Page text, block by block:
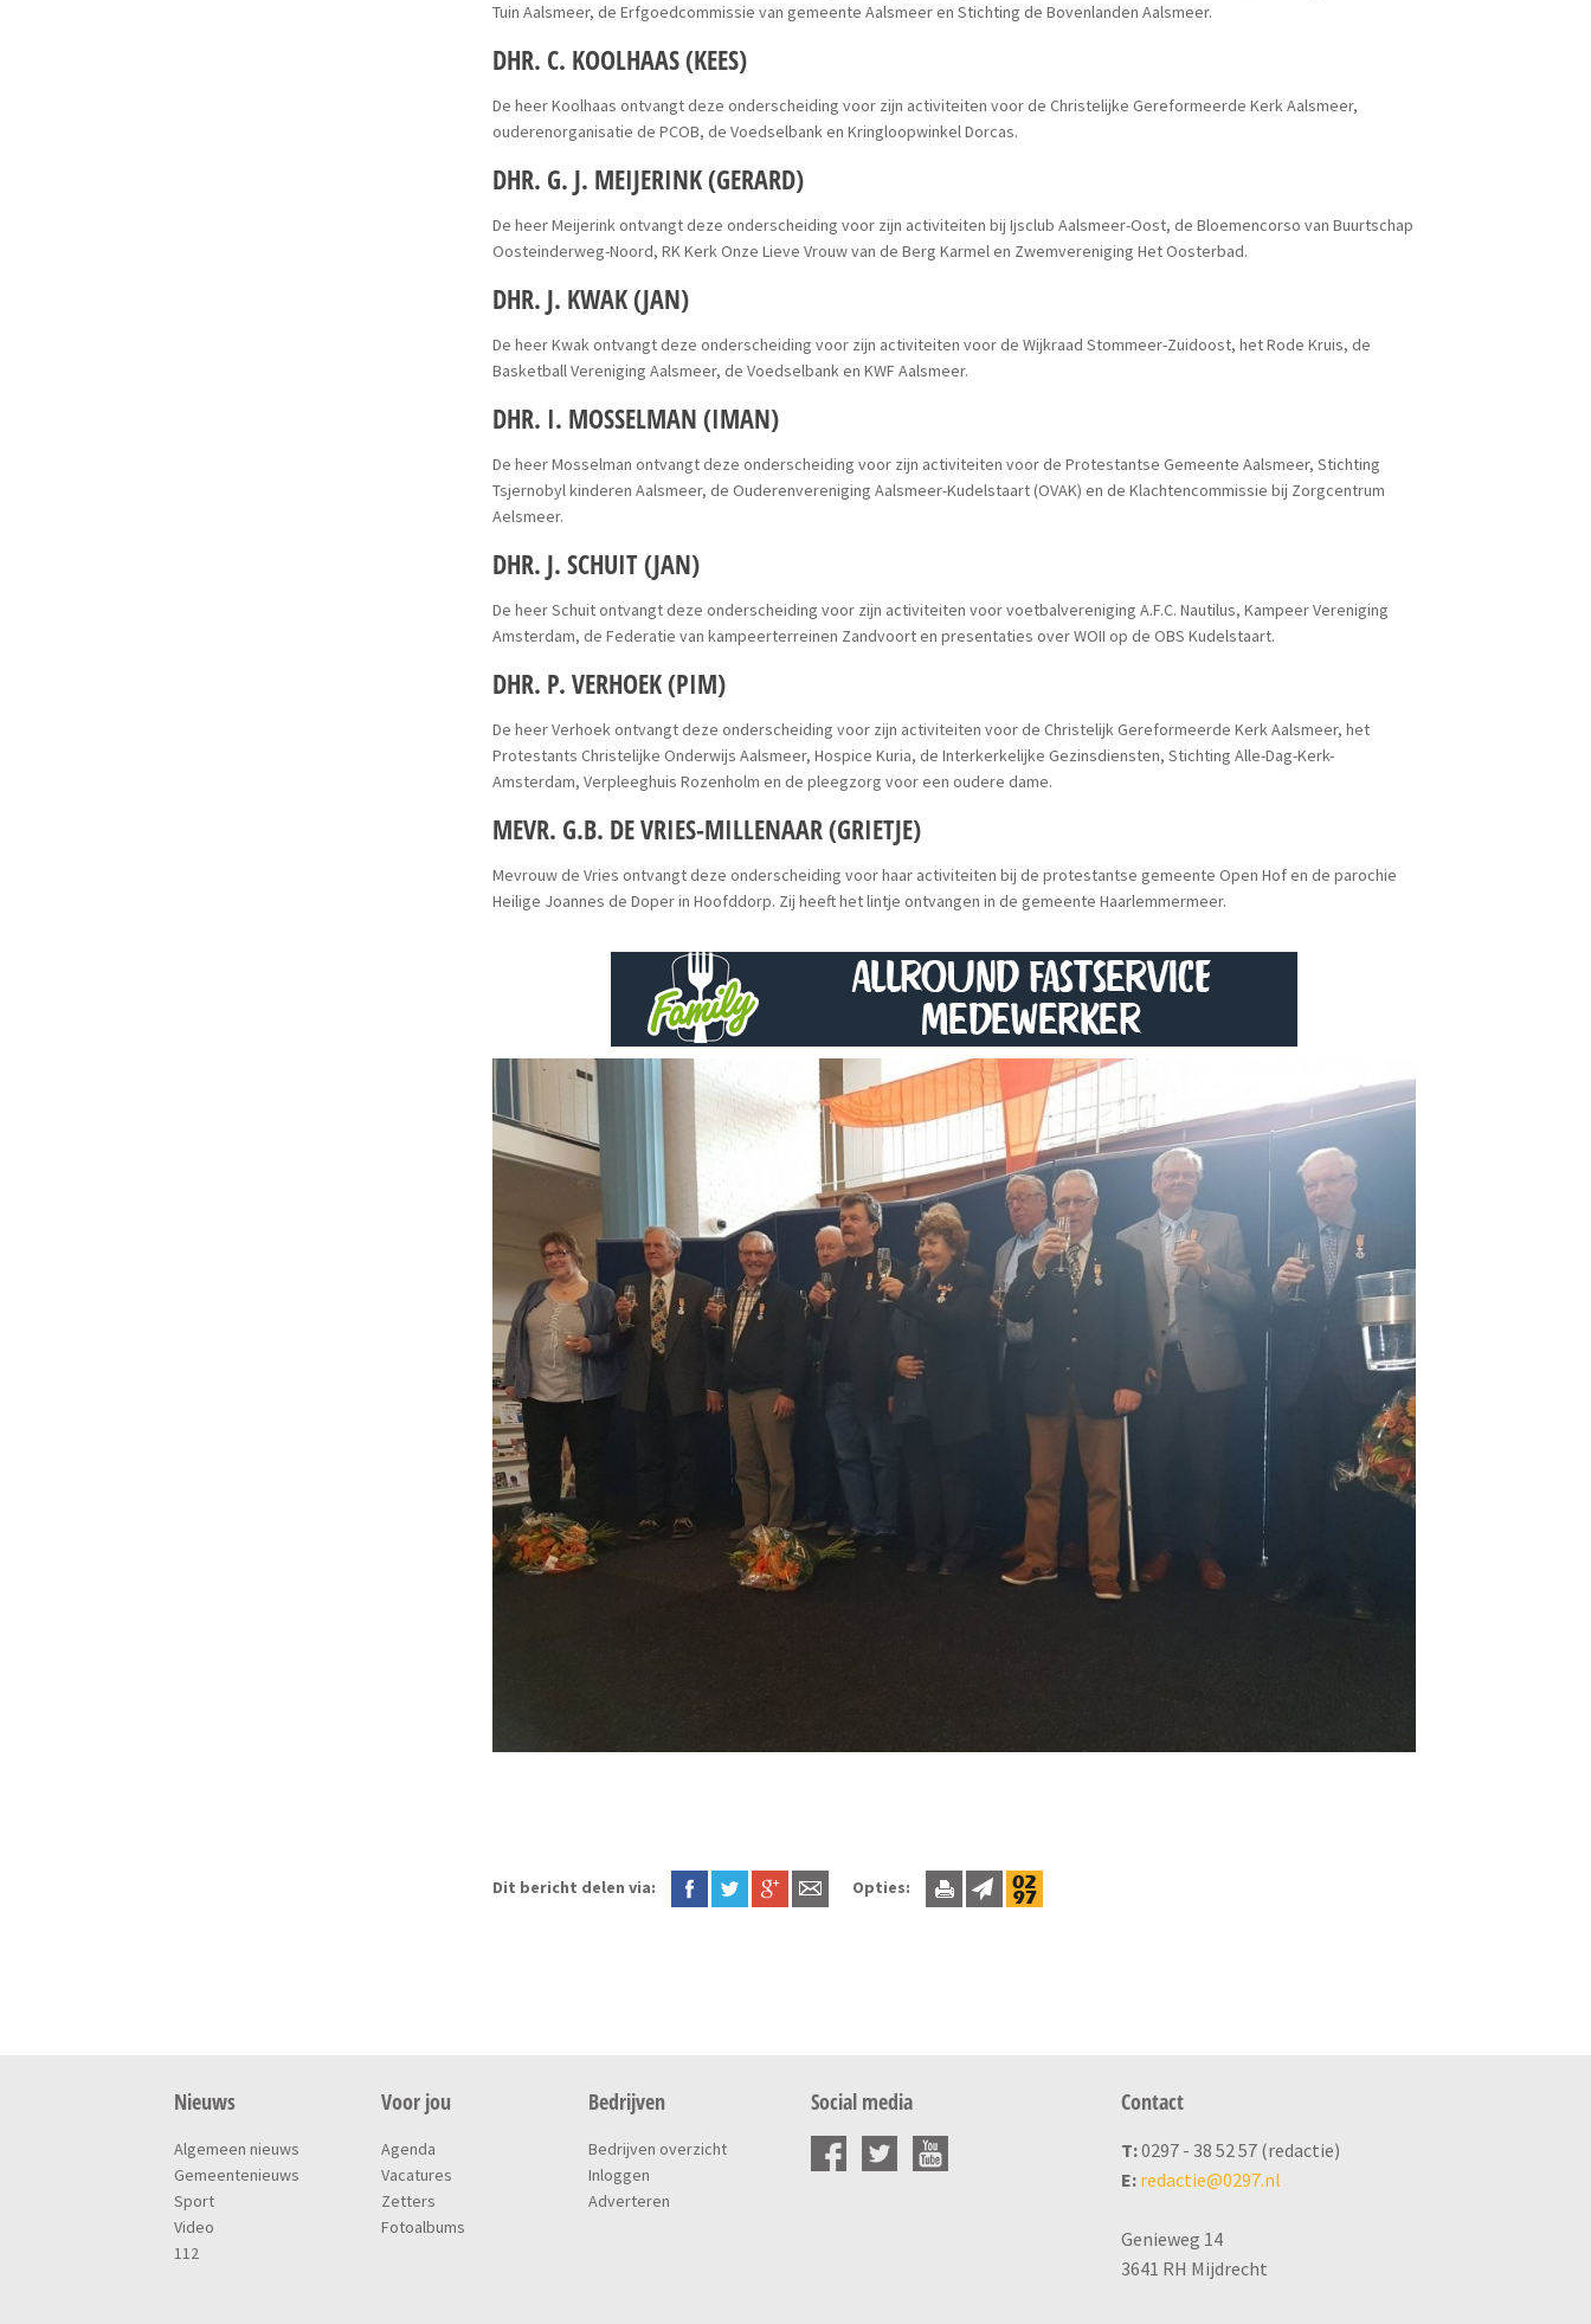
Tuin Aalsmeer, de Erfgoedcommissie van gemeente Aalsmeer en Stichting de Bovenlanden Aalsmeer.
DHR. C. KOOLHAAS (KEES)
De heer Koolhaas ontvangt deze onderscheiding voor zijn activiteiten voor de Christelijke Gereformeerde Kerk Aalsmeer,
ouderenorganisatie de PCOB, de Voedselbank en Kringloopwinkel Dorcas.
DHR. G. J. MEIJERINK (GERARD)
De heer Meijerink ontvangt deze onderscheiding voor zijn activiteiten bij Ijsclub Aalsmeer-Oost, de Bloemencorso van Buurtschap
Oosteinderweg-Noord, RK Kerk Onze Lieve Vrouw van de Berg Karmel en Zwemvereniging Het Oosterbad.
DHR. J. KWAK (JAN)
De heer Kwak ontvangt deze onderscheiding voor zijn activiteiten voor de Wijkraad Stommeer-Zuidoost, het Rode Kruis, de
Basketball Vereniging Aalsmeer, de Voedselbank en KWF Aalsmeer.
DHR. I. MOSSELMAN (IMAN)
De heer Mosselman ontvangt deze onderscheiding voor zijn activiteiten voor de Protestantse Gemeente Aalsmeer, Stichting
Tsjernobyl kinderen Aalsmeer, de Ouderenvereniging Aalsmeer-Kudelstaart (OVAK) en de Klachtencommissie bij Zorgcentrum
Aelsmeer.
DHR. J. SCHUIT (JAN)
De heer Schuit ontvangt deze onderscheiding voor zijn activiteiten voor voetbalvereniging A.F.C. Nautilus, Kampeer Vereniging
Amsterdam, de Federatie van kampeerterreinen Zandvoort en presentaties over WOII op de OBS Kudelstaart.
DHR. P. VERHOEK (PIM)
De heer Verhoek ontvangt deze onderscheiding voor zijn activiteiten voor de Christelijk Gereformeerde Kerk Aalsmeer, het
Protestants Christelijke Onderwijs Aalsmeer, Hospice Kuria, de Interkerkelijke Gezinsdiensten, Stichting Alle-Dag-Kerk-
Amsterdam, Verpleeghuis Rozenholm en de pleegzorg voor een oudere dame.
MEVR. G.B. DE VRIES-MILLENAAR (GRIETJE)
Mevrouw de Vries ontvangt deze onderscheiding voor haar activiteiten bij de protestantse gemeente Open Hof en de parochie
Heilige Joannes de Doper in Hoofddorp. Zij heeft het lintje ontvangen in de gemeente Haarlemmermeer.
Dit bericht delen via: Opties:
Nieuws
Algemeen nieuws
Gemeentenieuws
Sport
Video
112
Voor jou
Agenda
Vacatures
Zetters
Fotoalbums
Bedrijven
Bedrijven overzicht
Inloggen
Adverteren
Social media Contact
T:0297 - 38 52 57 (redactie)
E: redactie@0297.nl
Genieweg 14
3641 RH Mijdrecht